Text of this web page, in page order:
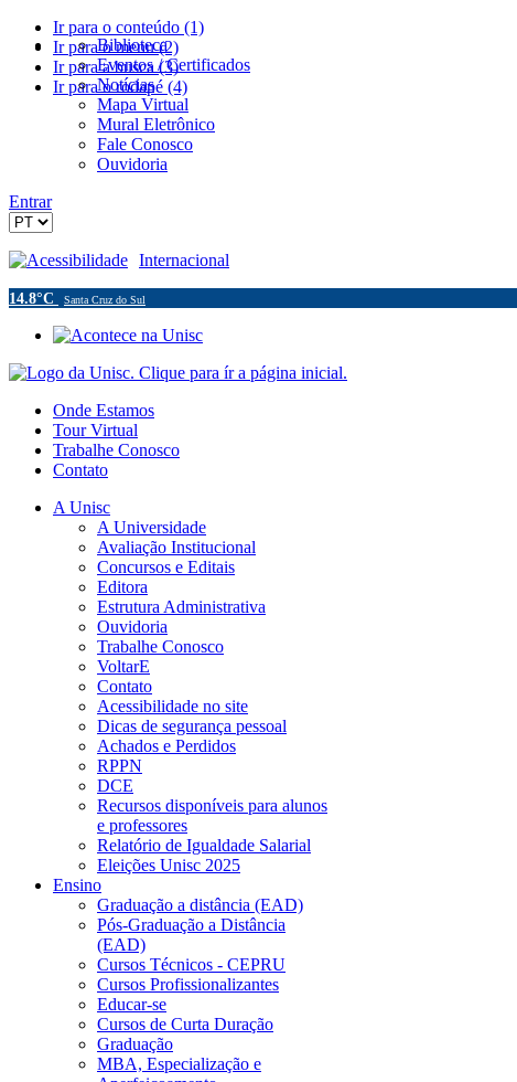
Ir para o conteúdo (1)
Ir para o menu (2)
Ir para a busca (3)
Ir para o rodapé (4)
Biblioteca
Eventos / Certificados
Notícias
Mapa Virtual
Mural Eletrônico
Fale Conosco
Ouvidoria
Entrar
Acessibilidade Internacional
14.8°C Santa Cruz do Sul
Onde Estamos
Tour Virtual
Trabalhe Conosco
Contato
A Unisc
A Universidade
Avaliação Institucional
Concursos e Editais
Editora
Estrutura Administrativa
Ouvidoria
Trabalhe Conosco
VoltarE
Contato
Acessibilidade no site
Dicas de segurança pessoal
Achados e Perdidos
RPPN
DCE
Recursos disponíveis para alunos
e professores
Relatório de Igualdade Salarial
Eleições Unisc 2025
Ensino
Graduação a distância (EAD)
Pós-Graduação a Distância
(EAD)
Cursos Técnicos - CEPRU
Cursos Profissionalizantes
Educar-se
Cursos de Curta Duração
Graduação
MBA, Especialização e